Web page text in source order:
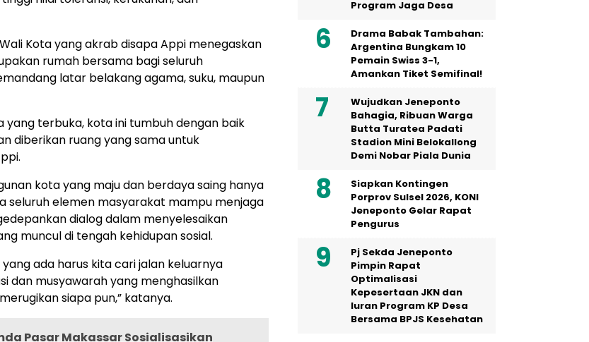
Kota yang akrab disapa Appi menegaskan
rumah bersama bagi seluruh
latar belakang agama, suku, maupun
yang terbuka, kota ini tumbuh dengan baik
diberikan ruang yang sama untuk
kota yang maju dan berdaya saing hanya
seluruh elemen masyarakat mampu menjaga
dialog dalam menyelesaikan
muncul di tengah kehidupan sosial.
ada harus kita cari jalan keluarnya
dan musyawarah yang menghasilkan
siapa pun,” katanya.
Pasar Makassar Sosialisasikan
Program Jaga Desa
Drama Babak Tambahan:
Argentina Bungkam 10
Pemain Swiss 3-1,
Amankan Tiket Semifinal!
Wujudkan Jeneponto
Bahagia, Ribuan Warga
Butta Turatea Padati
Stadion Mini Belokallong
Demi Nobar Piala Dunia
Siapkan Kontingen
Porprov Sulsel 2026, KONI
Jeneponto Gelar Rapat
Pengurus
Pj Sekda Jeneponto
Pimpin Rapat
Optimalisasi
Kepesertaan JKN dan
Iuran Program KP Desa
Bersama BPJS Kesehatan